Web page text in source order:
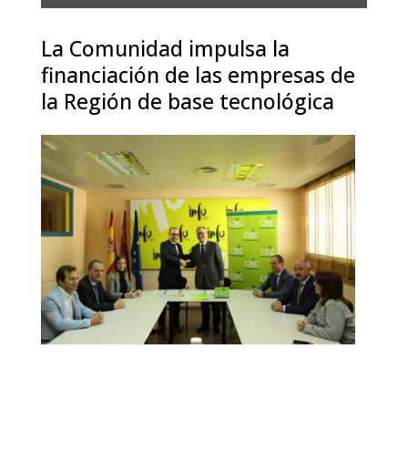
La Comunidad impulsa la
financiación de las empresas de
la Región de base tecnológica